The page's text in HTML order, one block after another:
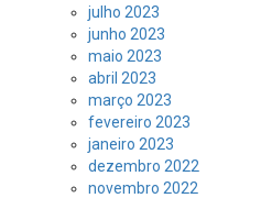
julho 2023
junho 2023
maio 2023
abril 2023
março 2023
fevereiro 2023
janeiro 2023
dezembro 2022
novembro 2022